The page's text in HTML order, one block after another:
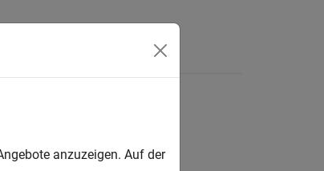
Antworten
anzuzeigen. Auf der